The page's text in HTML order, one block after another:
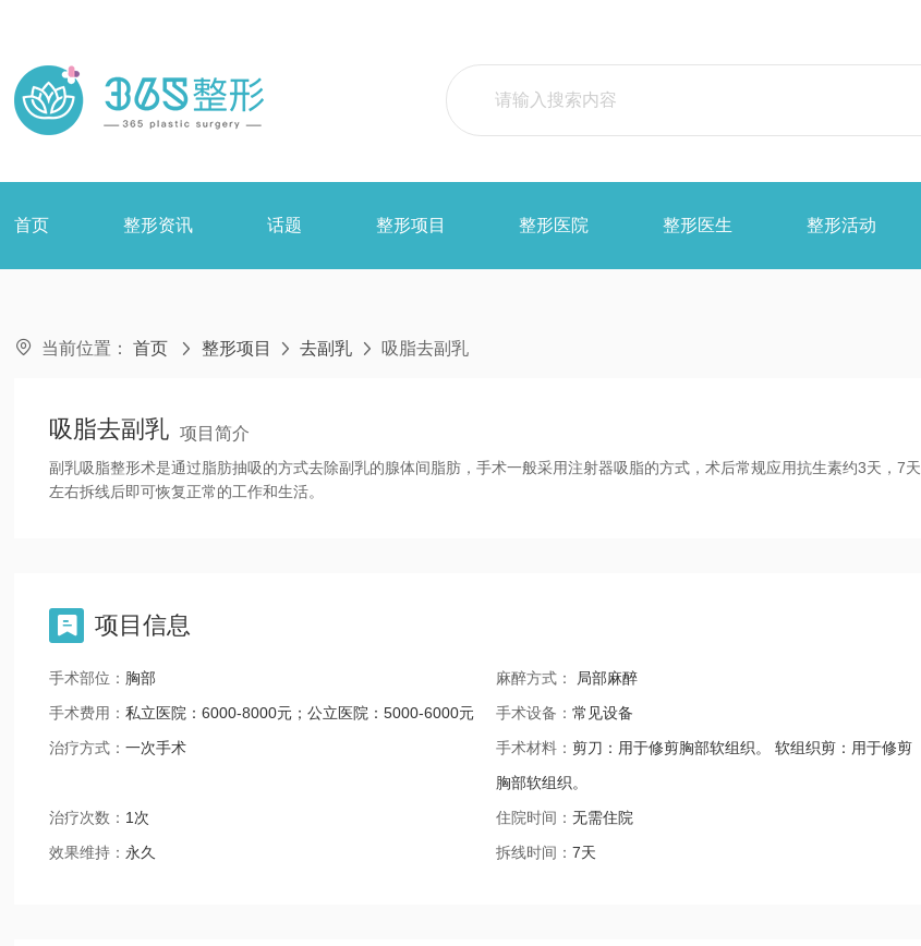
首页 整形资讯 话题 整形项目 整形医院 整形医生 整形活动
 当前位置： 首页  整形项目  去副乳  吸脂去副乳
吸脂去副乳 项目简介
副乳吸脂整形术是通过脂肪抽吸的方式去除副乳的腺体间脂肪，手术一般采用注射器吸脂的方式，术后常规应用抗生素约3天，7天
左右拆线后即可恢复正常的工作和生活。
 项目信息
手术部位： 胸部 麻醉方式：
局部麻醉
手术费用：私立医院：6000-8000元；公立医院：5000-6000元 手术设备：常见设备
治疗方式：一次手术 手术材料：剪刀：用于修剪胸部软组织。 软组织剪：用于修剪
胸部软组织。
治疗次数： 1次 住院时间：无需住院
效果维持： 永久 拆线时间：7天